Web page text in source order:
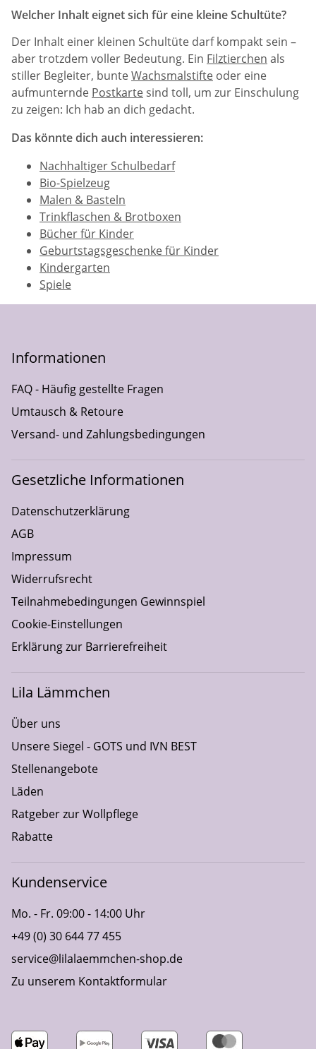
Welcher Inhalt eignet sich für eine kleine Schultüte?
Der Inhalt einer kleinen Schultüte darf kompakt sein –
aber trotzdem voller Bedeutung. Ein Filztierchen als
stiller Begleiter, bunteWachsmalstifte oder eine
aufmunternde Postkarte sind toll, um zur Einschulung
zu zeigen: Ich hab an dich gedacht.
Das könnte dich auch interessieren:
Nachhaltiger Schulbedarf
Bio-Spielzeug
Malen & Basteln
Trinkflaschen & Brotboxen
Bücher für Kinder
Geburtstagsgeschenke für Kinder
Kindergarten
Spiele
Informationen
FAQ - Häufig gestellte Fragen
Umtausch & Retoure
Versand- und Zahlungsbedingungen
Gesetzliche Informationen
Datenschutzerklärung
AGB
Impressum
Widerrufsrecht
Teilnahmebedingungen Gewinnspiel
Cookie-Einstellungen
Erklärung zur Barrierefreiheit
Lila Lämmchen
Über uns
Unsere Siegel - GOTS und IVN BEST
Stellenangebote
Läden
Ratgeber zur Wollpflege
Rabatte
Kundenservice
Mo. - Fr. 09:00 - 14:00 Uhr
+49 (0) 30 644 77 455
service@lilalaemmchen-shop.de
Zu unserem Kontaktformular